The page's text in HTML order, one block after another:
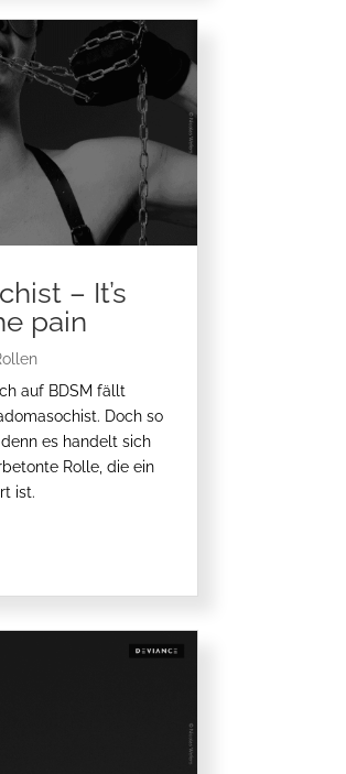
– It’s
pain
auf BDSM fällt
Doch so
es handelt sich
Rolle, die ein
ist.